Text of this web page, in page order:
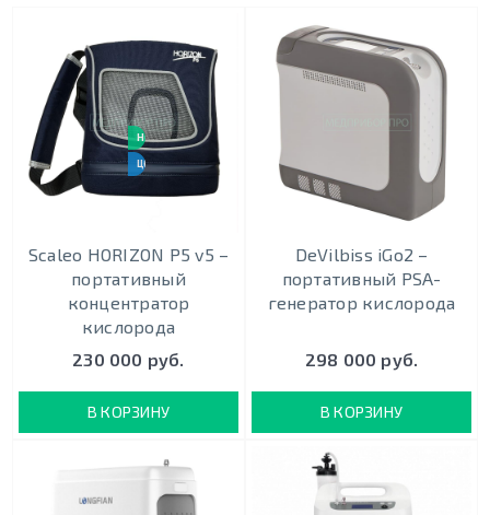
НОВИНКА
ЦЕНА-КАЧЕСТВО
Scaleo HORIZON P5 v5 –
портативный
концентратор
кислорода
230 000 руб.
В КОРЗИНУ
DeVilbiss iGo2 –
портативный PSA-
генератор кислорода
298 000 руб.
В КОРЗИНУ